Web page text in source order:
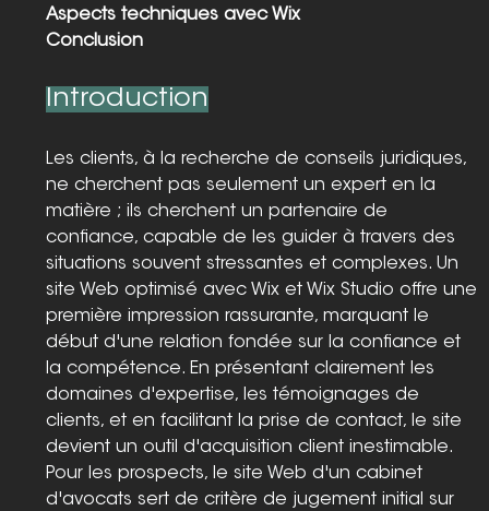
Aspects techniques avec Wix
Conclusion
Introduction
Les clients, à la recherche de conseils juridiques,
ne cherchent pas seulement un expert en la
matière ; ils cherchent un partenaire de
confiance, capable de les guider à travers des
situations souvent stressantes et complexes. Un
site Web optimisé avec Wix et Wix Studio offre une
première impression rassurante, marquant le
début d'une relation fondée sur la confiance et
la compétence. En présentant clairement les
domaines d'expertise, les témoignages de
clients, et en facilitant la prise de contact, le site
devient un outil d'acquisition client inestimable.
Pour les prospects, le site Web d'un cabinet
d'avocats sert de critère de jugement initial sur